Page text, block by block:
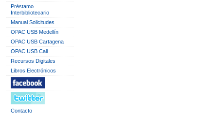
Préstamo
Interbibliotecario
Manual Solicitudes
OPAC USB Medellín
OPAC USB Cartagena
OPAC USB Cali
Recursos Digitales
Libros Electrónicos
Contacto